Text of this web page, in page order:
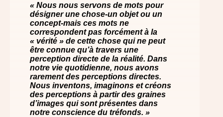
« Nous nous servons de mots pour
désigner une chose-un objet ou un
concept-mais ces mots ne
correspondent pas forcément à la
« vérité » de cette chose qui ne peut
être connue qu’à travers une
perception directe de la réalité. Dans
notre vie quotidienne, nous avons
rarement des perceptions directes.
Nous inventons, imaginons et créons
des perceptions à partir des graines
d’images qui sont présentes dans
notre conscience du tréfonds. »